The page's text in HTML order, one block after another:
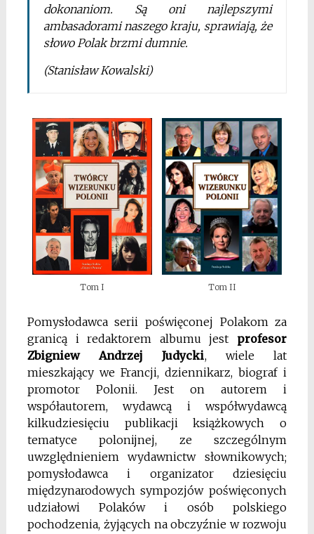
dokonaniom. Są oni najlepszymi
ambasadorami naszego kraju, sprawiają, że
słowo Polak brzmi dumnie.
(Stanisław Kowalski)
Tom I Tom II
Pomysłodawca serii poświęconej Polakom za
granicą i redaktorem albumu jest profesor
Zbigniew Andrzej Judycki, wiele lat
mieszkający we Francji, dziennikarz, biograf i
promotor Polonii. Jest on autorem i
współautorem, wydawcą i współwydawcą
kilkudziesięciu publikacji książkowych o
tematyce polonijnej, ze szczególnym
uwzględnieniem wydawnictw słownikowych;
pomysłodawca i organizator dziesięciu
międzynarodowych sympozjów poświęconych
udziałowi Polaków i osób polskiego
pochodzenia, żyjących na obczyźnie w rozwoju